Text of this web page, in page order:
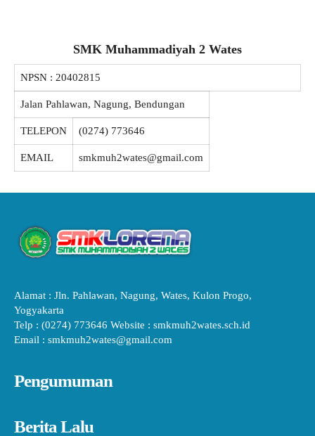
SMK Muhammadiyah 2 Wates
NPSN : 20402815
Jalan Pahlawan, Nagung, Bendungan
TELEPON (0274) 773646
EMAIL smkmuh2wates@gmail.com
Alamat : Jln. Pahlawan, Nagung, Wates, Kulon Progo,
Yogyakarta
Telp : (0274) 773646 Website : smkmuh2wates.sch.id
Email : smkmuh2wates@gmail.com
Pengumuman
Berita Lalu